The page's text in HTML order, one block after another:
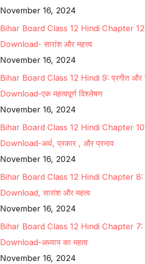
November 16, 2024
Bihar Board Class 12 Hindi Chapter 12:
Download- सारांश और महत्त्व
November 16, 2024
Bihar Board Class 12 Hindi 9: प्रगीत और
Download-एक महत्वपूर्ण विश्लेषण
November 16, 2024
Bihar Board Class 12 Hindi Chapter
Download-अर्थ, प्रकार , और प्रभाव
November 16, 2024
Bihar Board Class 12 Hindi Chapter 8:
Download, सारांश और महत्व
November 16, 2024
Bihar Board Class 12 Hindi Chapter 7:
Download-अध्याय का महत्व
November 16, 2024